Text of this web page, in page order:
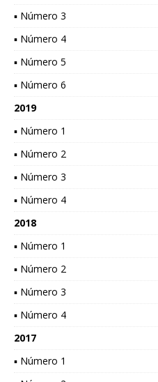
▪ Número 3
▪ Número 4
▪ Número 5
▪ Número 6
2019
▪ Número 1
▪ Número 2
▪ Número 3
▪ Número 4
2018
▪ Número 1
▪ Número 2
▪ Número 3
▪ Número 4
2017
▪ Número 1